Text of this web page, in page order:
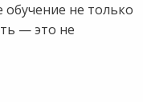
не только
— это не